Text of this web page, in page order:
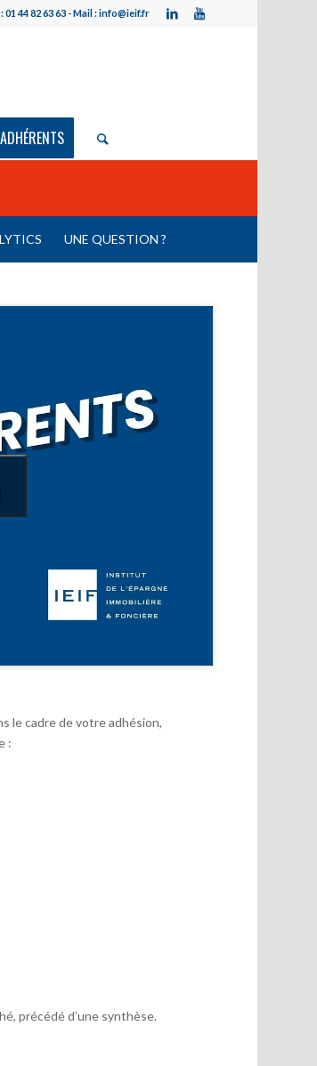
01 44 82 63 63 - Mail : info@ieif.fr
UNE QUESTION ?
le cadre de votre adhésion,
:
précédé d’une synthèse.